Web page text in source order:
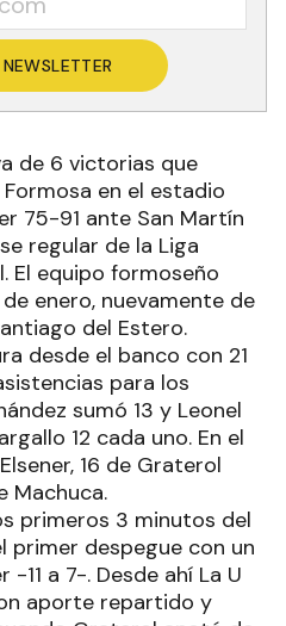
de 6 victorias que
en el estadio
75-91 ante San Martín
regular de la Liga
El equipo formoseño
enero, nuevamente de
del Estero.
desde el banco con 21
para los
sumó 13 y Leonel
12 cada uno. En el
16 de Graterol
Machuca.
primeros 3 minutos del
primer despegue con un
11 a 7-. Desde ahí La U
aporte repartido y